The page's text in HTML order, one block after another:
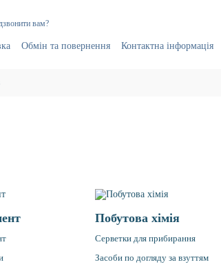
вам?
Обмін та повернення
Контактна інформація
Побутова хімія
Серветки для прибирання
Засоби по догляду за взуттям